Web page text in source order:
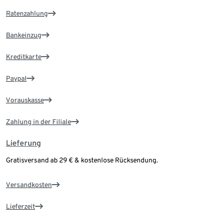
Ratenzahlung
Bankeinzug
Kreditkarte
Paypal
Vorauskasse
Zahlung in der Filiale
Lieferung
Gratisversand ab 29 € & kostenlose Rücksendung.
Versandkosten
Lieferzeit